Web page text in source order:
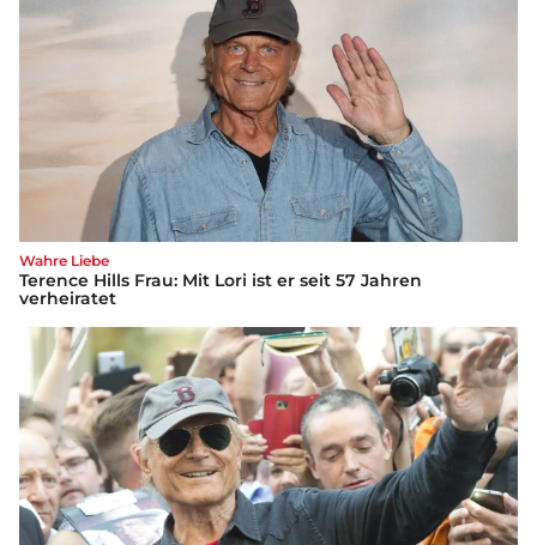
Wahre Liebe
Terence Hills Frau: Mit Lori ist er seit 57 Jahren
verheiratet